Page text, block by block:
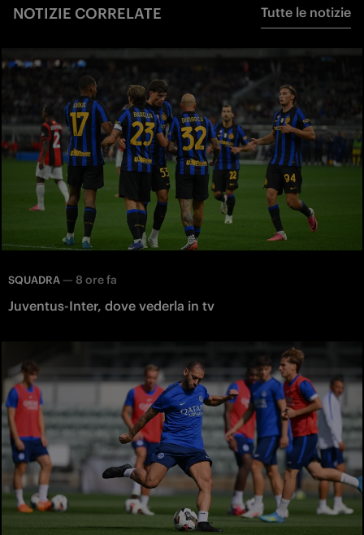
NOTIZIE CORRELATE Tutte le notizie
SQUADRA — 8 ore fa
Juventus-Inter, dove vederla in tv